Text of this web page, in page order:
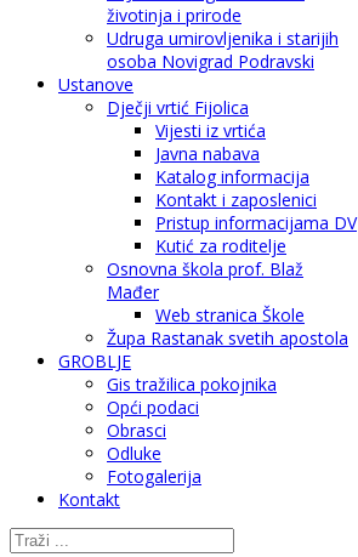
životinja i prirode
Udruga umirovljenika i starijih
osoba Novigrad Podravski
Ustanove
Dječji vrtić Fijolica
Vijesti iz vrtića
Javna nabava
Katalog informacija
Kontakt i zaposlenici
Pristup informacijama DV
Kutić za roditelje
Osnovna škola prof. Blaž
Mađer
Web stranica Škole
Župa Rastanak svetih apostola
GROBLJE
Gis tražilica pokojnika
Opći podaci
Obrasci
Odluke
Fotogalerija
Kontakt